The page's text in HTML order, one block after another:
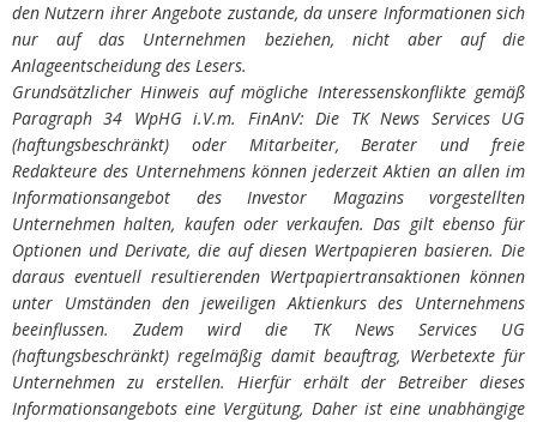
den Nutzern ihrer Angebote zustande, da unsere Informationen sich
nur auf das Unternehmen beziehen, nicht aber auf die
Anlageentscheidung des Lesers.
Grundsätzlicher Hinweis auf mögliche Interessenskonflikte gemäß
Paragraph 34 WpHG i.V.m. FinAnV: Die TK News Services UG
(haftungsbeschränkt) oder Mitarbeiter, Berater und freie
Redakteure des Unternehmens können jederzeit Aktien an allen im
Informationsangebot des Investor Magazins vorgestellten
Unternehmen halten, kaufen oder verkaufen. Das gilt ebenso für
Optionen und Derivate, die auf diesen Wertpapieren basieren. Die
daraus eventuell resultierenden Wertpapiertransaktionen können
unter Umständen den jeweiligen Aktienkurs des Unternehmens
beeinflussen. Zudem wird die TK News Services UG
(haftungsbeschränkt) regelmäßig damit beauftrag, Werbetexte für
Unternehmen zu erstellen. Hierfür erhält der Betreiber dieses
Informationsangebots eine Vergütung, Daher ist eine unabhängige